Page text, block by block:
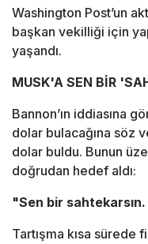
Washington Post’un
başkan vekilliği için
yaşandı.
MUSK'A SEN BİR
Bannon’ın iddiasına
dolar bulacağına söz
dolar buldu. Bunun
doğrudan hedef aldı:
"Sen bir
Tartışma kısa sürede